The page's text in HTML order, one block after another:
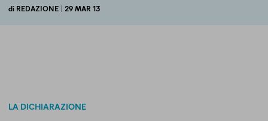
di REDAZIONE | 29 MAR 13
LA DICHIARAZIONE